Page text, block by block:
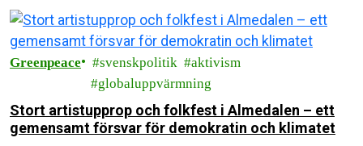
Greenpeace svenskpolitik
aktivism
globaluppvärmning
Stort artistupprop och folkfest i Almedalen – ett
gemensamt försvar för demokratin och klimatet